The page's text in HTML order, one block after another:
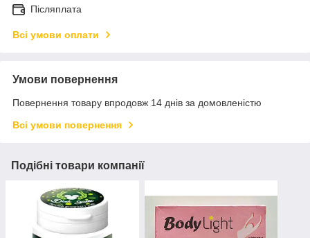
Післяплата
Всі умови оплати
Умови повернення
Повернення товару впродовж 14 днів за домовленістю
Всі умови повернення
Подібні товари компанії